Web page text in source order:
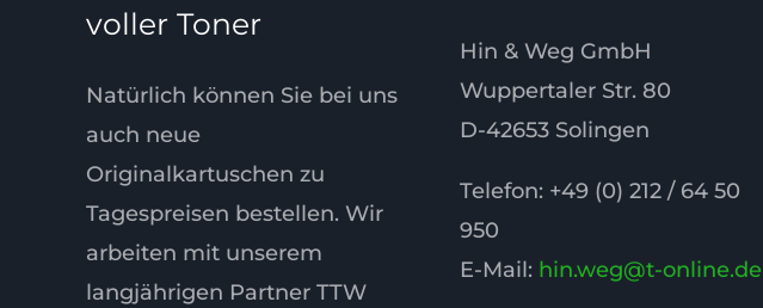
voller Toner
Natürlich können Sie bei uns
auch neue
Originalkartuschen zu
Tagespreisen bestellen. Wir
arbeiten mit unserem
langjährigen Partner TTW
Hin & Weg GmbH
Wuppertaler Str. 80
D-42653 Solingen
Telefon: +49 (0) 212 / 64 50
950
E-Mail: hin.weg@t-online.de